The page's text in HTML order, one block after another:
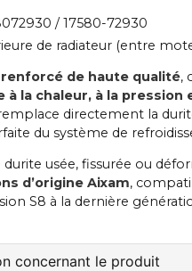
/ 17580-72930
de radiateur (entre
de haute qualité,
la chaleur, à la pression
directement la
du système de
usée, fissurée ou
d’origine Aixam,
S8 à la dernière
concernant le produit